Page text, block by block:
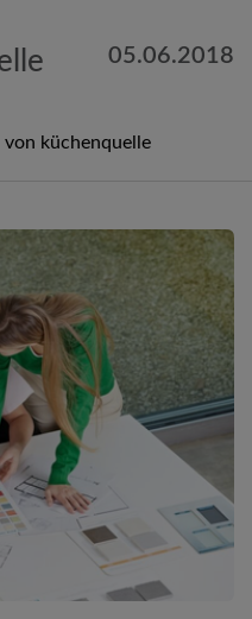
05.06.2018
küchenquelle